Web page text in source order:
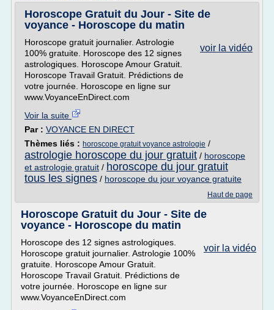
Horoscope Gratuit du Jour - Site de
voyance - Horoscope du matin
voir la vidéo
Horoscope gratuit journalier. Astrologie
100% gratuite. Horoscope des 12 signes
astrologiques. Horoscope Amour Gratuit.
Horoscope Travail Gratuit. Prédictions de
votre journée. Horoscope en ligne sur
www.VoyanceEnDirect.com
Voir la suite
Par : VOYANCE EN DIRECT
Thèmes liés : horoscope gratuit voyance astrologie /
astrologie horoscope du jour gratuit / horoscope
et astrologie gratuit / horoscope du jour gratuit
tous les signes / horoscope du jour voyance gratuite
Haut de page
Horoscope Gratuit du Jour - Site de
voyance - Horoscope du matin
voir la vidéo
Horoscope des 12 signes astrologiques.
Horoscope gratuit journalier. Astrologie 100%
gratuite. Horoscope Amour Gratuit.
Horoscope Travail Gratuit. Prédictions de
votre journée. Horoscope en ligne sur
www.VoyanceEnDirect.com